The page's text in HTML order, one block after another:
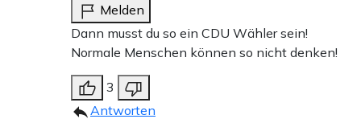
Melden
Dann musst du so ein CDU Wähler sein!
Normale Menschen können so nicht denken!
3
Antworten